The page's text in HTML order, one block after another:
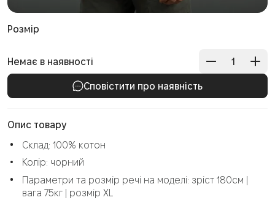
Розмір
Немає в наявності
Сповістити про наявність
Опис товару
Склад: 100% котон
Колір: чорний
Параметри та розмір речі на моделі: зріст 180см |
вага 75кг | розмір XL